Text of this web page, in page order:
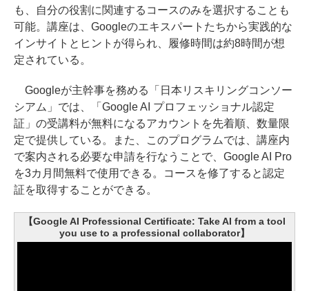
も、自分の役割に関連するコースのみを選択することも
可能。講座は、Googleのエキスパートたちから実践的な
インサイトとヒントが得られ、履修時間は約8時間が想
定されている。
Googleが主幹事を務める「日本リスキリングコンソー
シアム」では、「Google AI プロフェッショナル認定
証」の受講料が無料になるアカウントを先着順、数量限
定で提供している。また、このプログラムでは、講座内
で案内される必要な申請を行なうことで、Google AI Pro
を3カ月間無料で使用できる。コースを修了すると認定
証を取得することができる。
【Google AI Professional Certificate: Take AI from a tool
you use to a professional collaborator】